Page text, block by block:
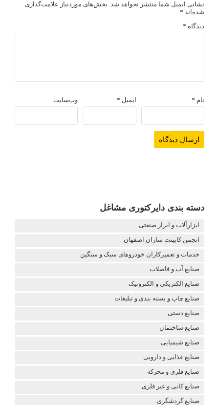
نشانی ایمیل شما منتشر نخواهد شد. بخش‌های موردنیاز علامت‌گذاری
شده‌اند *
دیدگاه *
نام * ایمیل * وب‌سایت
دسته بندی دایرکتوری مشاغل
ابزارآلات و ابزار صنعتی
انجمن کابینت سازان اصفهان
خدمات و تعمیرکاران خودروهای سبک و سنگین
صنایع آب و فاضلاب
صنایع الکتریکی و الکترونیک
صنایع چاپ و بسته بندی و تبلیغات
صنایع دستی
صنایع ساختمان
صنایع شیمیایی
صنایع غذایی و دارویی
صنایع فلزی و محرکه
صنایع کانی و غیر فلزی
صنایع گردشگری